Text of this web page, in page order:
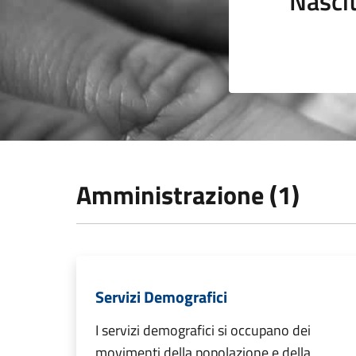
Amministrazione (1)
Servizi Demografici
I servizi demografici si occupano dei